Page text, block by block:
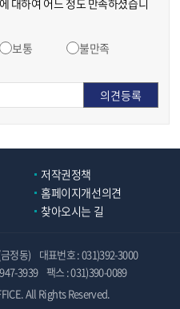
대하여 어느 정도 만족하셨습니
보통
불만족
저작권정책
홈페이지개선의견
찾아오시는 길
정동)
대표번호 : 031)392-3000
3939 팩스 : 031)390-0089
All Rights Reserved.